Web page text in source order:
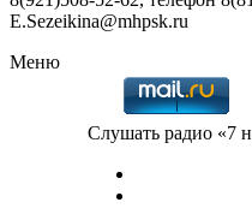
E.Sezeikina@mhpsk.ru
Меню
Слушать радио «7